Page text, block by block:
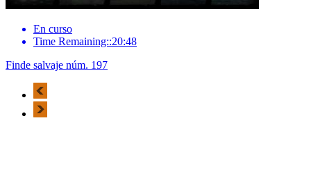
En curso
Time Remaining::20:48
Finde salvaje núm. 197